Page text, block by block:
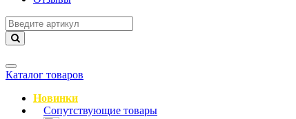
Навигация
Каталог товаров
Новинки
Сопутствующие товары